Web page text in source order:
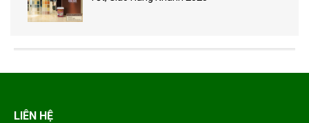
LIÊN HỆ